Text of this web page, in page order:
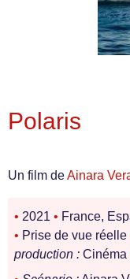
Polaris
Un film deAinara
• 2021 • France,
• Prise de vue réelle
production : Cinéma